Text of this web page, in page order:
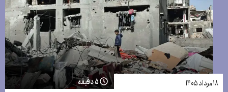
۱۸ مرداد ۱۴۰۵ ۵ دقیقه